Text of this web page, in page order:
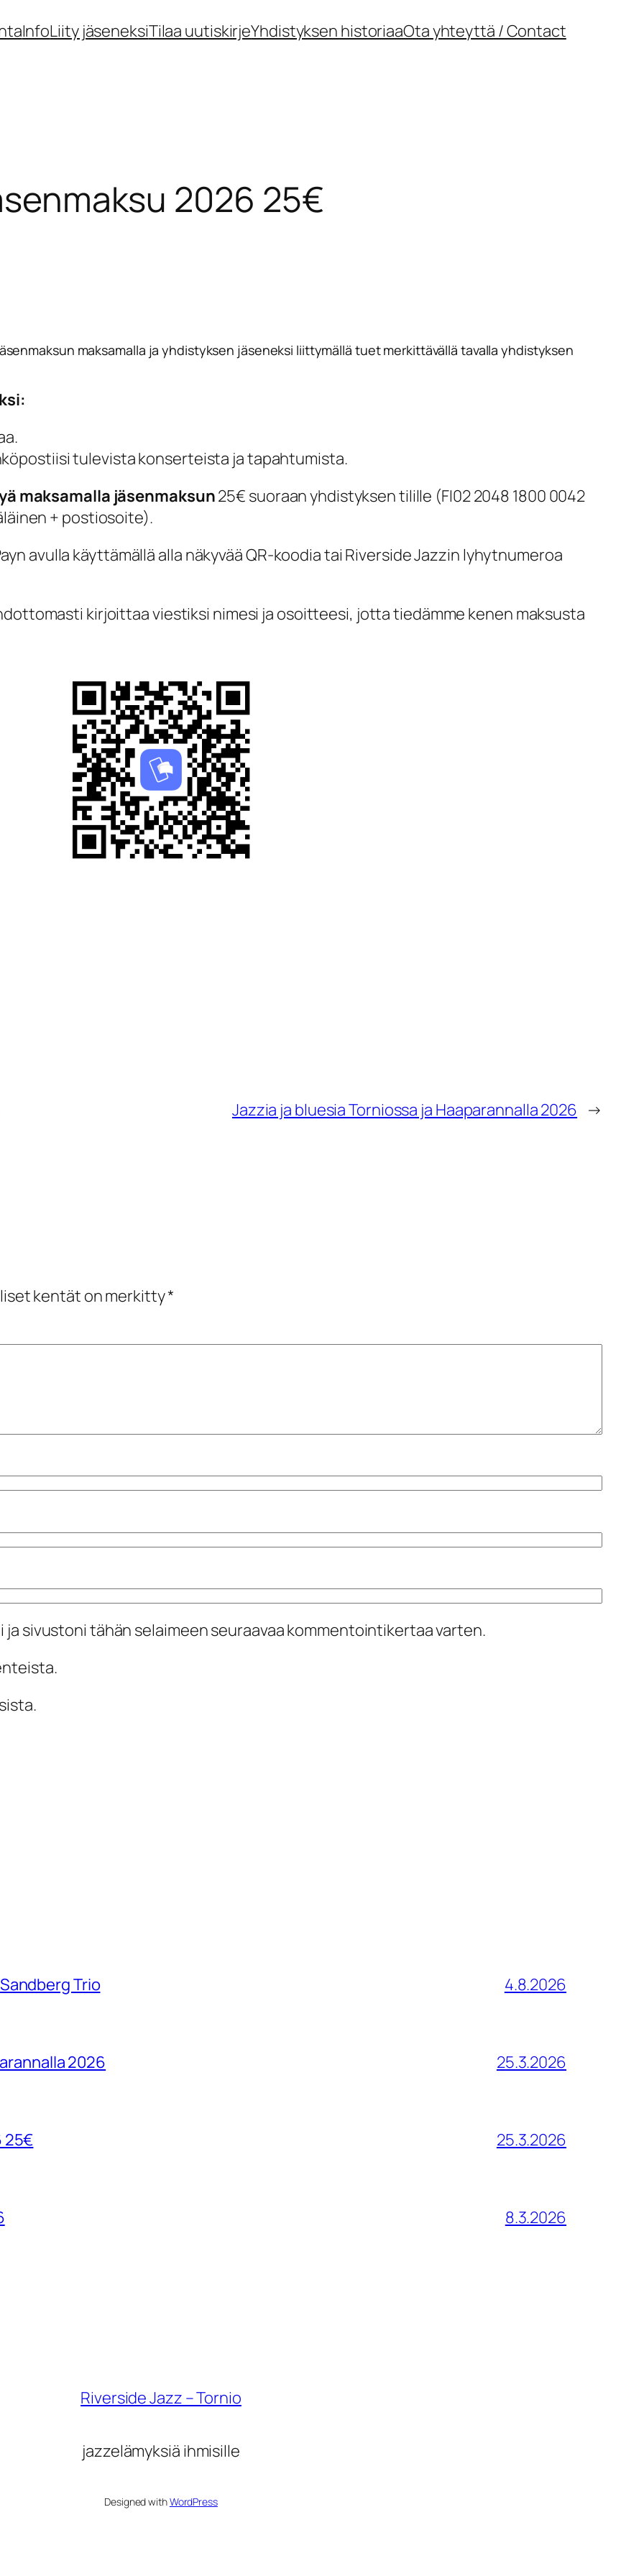
InfoLiity jäseneksiTilaa uutiskirjeYhdistyksen historiaaOta yhteyttä / Contact
2026 25€
maksamalla ja yhdistyksen jäseneksi liittymällä tuet merkittävällä tavalla yhdistyksen
tulevista konserteista ja tapahtumista.
maksamalla jäsenmaksun25€ suoraan yhdistyksen tilille (FI02 2048 1800 0042
+ postiosoite).
avulla käyttämällä alla näkyvää QR-koodia tai Riverside Jazzin lyhytnumeroa
kirjoittaa viestiksi nimesi ja osoitteesi, jotta tiedämme kenen maksusta
Jazzia ja bluesia Torniossa ja Haaparannalla 2026 →
kentät on merkitty*
sivustoni tähän selaimeen seuraavaa kommentointikertaa varten.
Trio 4.8.2026
2026 25.3.2026
25€ 25.3.2026
8.3.2026
Riverside Jazz – Tornio
jazzelämyksiä ihmisille
Designed withWordPress